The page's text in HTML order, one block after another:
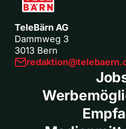
TeleBärn AG
Dammweg 3
3013 Bern